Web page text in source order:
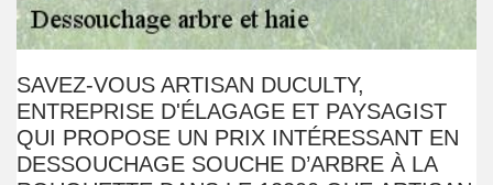
SAVEZ-VOUS ARTISAN DUCULTY,
ENTREPRISE D'ÉLAGAGE ET PAYSAGIST
QUI PROPOSE UN PRIX INTÉRESSANT EN
DESSOUCHAGE SOUCHE D’ARBRE À LA